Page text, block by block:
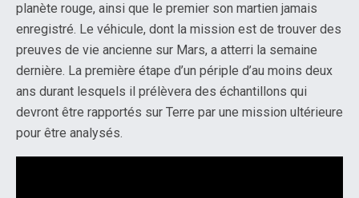
planète rouge, ainsi que le premier son martien jamais
enregistré. Le véhicule, dont la mission est de trouver des
preuves de vie ancienne sur Mars, a atterri la semaine
dernière. La première étape d’un périple d’au moins deux
ans durant lesquels il prélèvera des échantillons qui
devront être rapportés sur Terre par une mission ultérieure
pour être analysés.